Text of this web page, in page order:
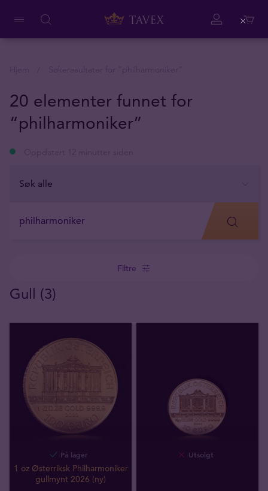
20 elementer funnet for
“philharmoniker”
Filtre
Gull (3)
På lager
1 oz Østerriksk Philharmoniker
gullmynt 2026 (ny)
Utsolgt
Close